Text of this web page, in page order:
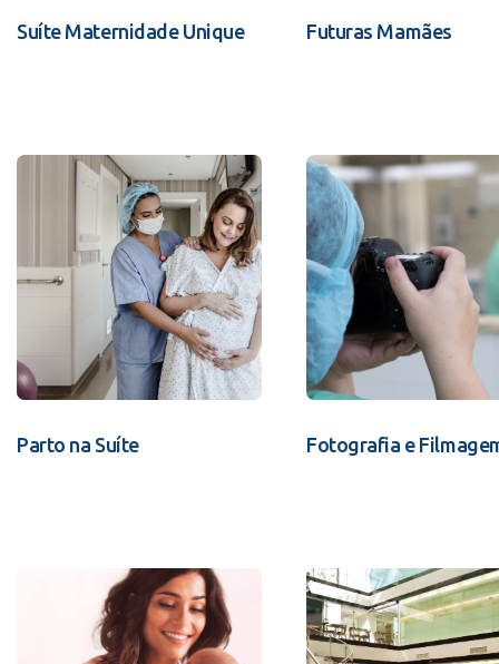
Suíte Maternidade Unique Futuras Mamães
Parto na Suíte Fotografia e